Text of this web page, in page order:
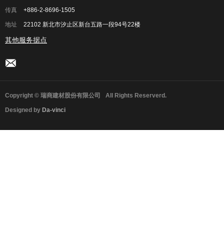
传真 +886-2-8696-1505
地址 22102 新北市汐止区新台五路一段94号22楼
其他服务据点
Copyright © 瑞商建材股份有限公司 All Rights Reserverd.
Designed by Da-vinci